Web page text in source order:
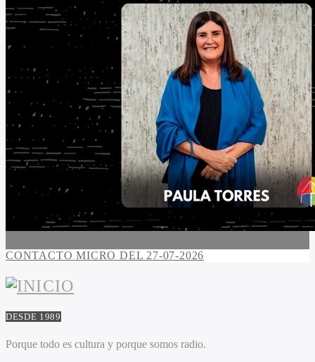
CONTACTO MICRO DEL 27-07-2026
DESDE 1989
Porque todo es cultura y porque somos radio.